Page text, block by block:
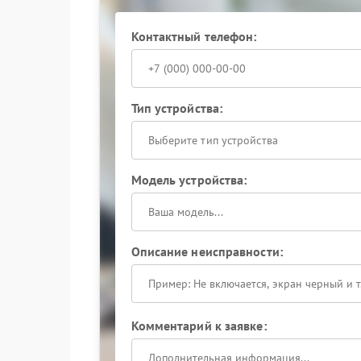
быструю и точную диагностику;
прозрачное ценообразование без скрытых
Не затягивайте с решением проблемы —
коммуникации. Доверяйте ремонт MSI
Контактный телефон:
Тип устройства:
Выберите тип устройства
Модель устройства:
Описание неисправности:
Комментарий к заявке: